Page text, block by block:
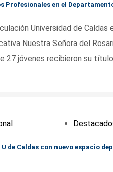
Profesionales en el
Universidad de Caldas
Nuestra Señora del
27 jóvenes recibieron su
de Caldas con nuevo espacio